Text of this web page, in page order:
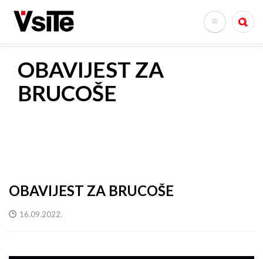
glavni
Search
OBAVIJEST ZA
BRUCOŠE
OBAVIJEST ZA BRUCOŠE
16.09.2022.